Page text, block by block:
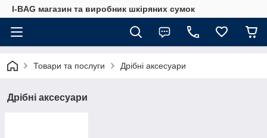
I-BAG магазин та виробник шкіряних сумок
Товари та послуги Дрібні аксесуари
Дрібні аксесуари